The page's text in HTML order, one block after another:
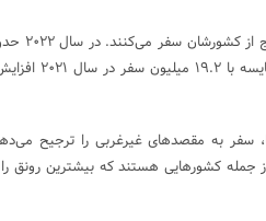
توسط گردشگران
به مقصدهای غیرغربی را ترجیح
از جمله کشورهایی هستند که بیشترین رونق